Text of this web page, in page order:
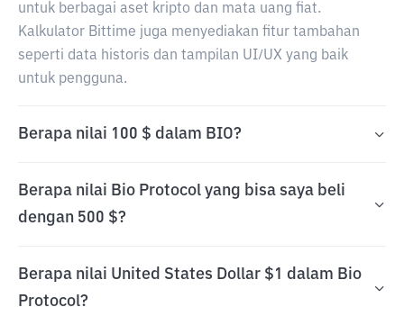
untuk berbagai aset kripto dan mata uang fiat.
Kalkulator Bittime juga menyediakan fitur tambahan
seperti data historis dan tampilan UI/UX yang baik
untuk pengguna.
Berapa nilai 100 $ dalam BIO?
Berapa nilai Bio Protocol yang bisa saya beli
dengan 500 $?
Berapa nilai United States Dollar $1 dalam Bio
Protocol?